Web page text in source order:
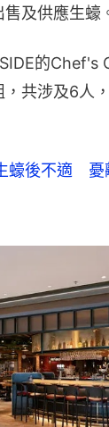
及供應生蠔
的Chef's
，共涉及6人
蠔後不適